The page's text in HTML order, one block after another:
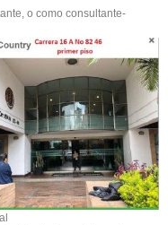
o como consultante-